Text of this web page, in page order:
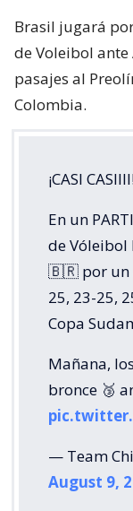
Brasil jugará
de Voleibol ante
pasajes al
Colombia.
¡CASI
En un
de Vóleibol
🇧🇷 por un
25, 23-25,
Copa
Mañana,
bronce 🥉
— Team
August 9,